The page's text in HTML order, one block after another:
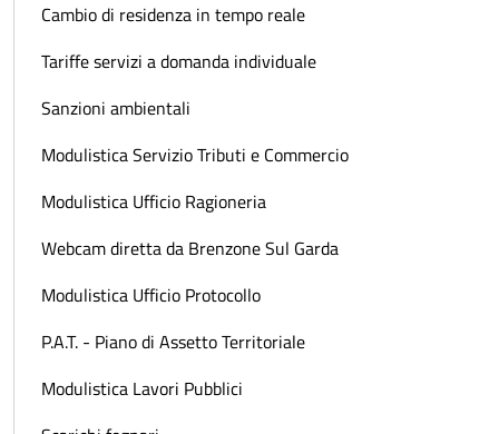
Cambio di residenza in tempo reale
Tariffe servizi a domanda individuale
Sanzioni ambientali
Modulistica Servizio Tributi e Commercio
Modulistica Ufficio Ragioneria
Webcam diretta da Brenzone Sul Garda
Modulistica Ufficio Protocollo
P.A.T. - Piano di Assetto Territoriale
Modulistica Lavori Pubblici